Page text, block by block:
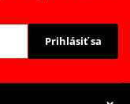
Prihlásiť sa